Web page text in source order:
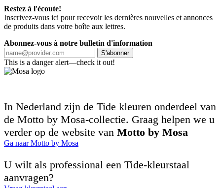
Restez à l'écoute!
Inscrivez-vous ici pour recevoir les dernières nouvelles et annonces
de produits dans votre boîte aux lettres.
Abonnez-vous à notre bulletin d'information
S'abonner
This is a danger alert—check it out!
In Nederland zijn de Tide kleuren onderdeel van
de Motto by Mosa-collectie. Graag helpen we u
verder op de website van Motto by Mosa
Ga naar Motto by Mosa
U wilt als professional een Tide-kleurstaal
aanvragen?